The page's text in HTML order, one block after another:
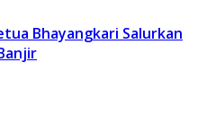
Bhayangkari Salurkan